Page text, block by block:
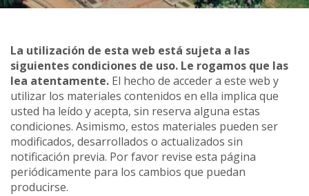
La utilización de esta web está sujeta a las
siguientes condiciones de uso. Le rogamos que las
lea atentamente. El hecho de acceder a este web y
utilizar los materiales contenidos en ella implica que
usted ha leído y acepta, sin reserva alguna estas
condiciones. Asimismo, estos materiales pueden ser
modificados, desarrollados o actualizados sin
notificación previa. Por favor revise esta página
periódicamente para los cambios que puedan
producirse.